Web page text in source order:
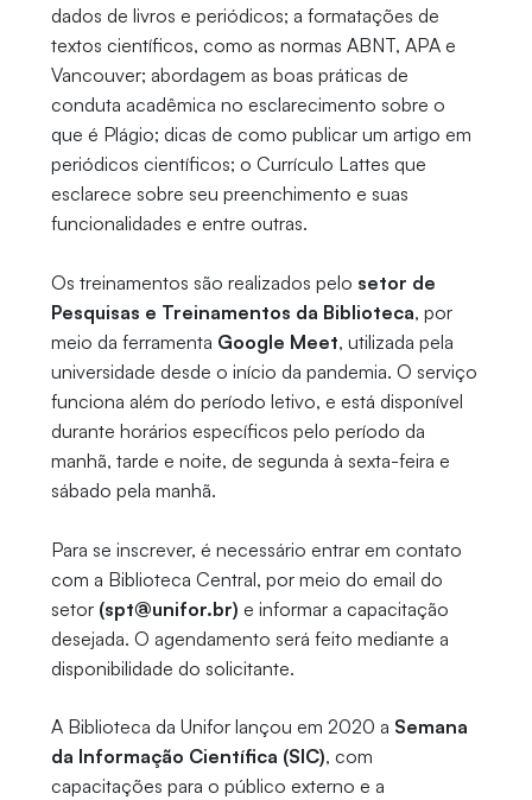
dados de livros e periódicos; a formatações de
textos científicos, como as normas ABNT, APA e
Vancouver; abordagem as boas práticas de
conduta acadêmica no esclarecimento sobre o
que é Plágio; dicas de como publicar um artigo em
periódicos científicos; o Currículo Lattes que
esclarece sobre seu preenchimento e suas
funcionalidades e entre outras.
Os treinamentos são realizados pelo setor de
Pesquisas e Treinamentos da Biblioteca, por
meio da ferramenta Google Meet, utilizada pela
universidade desde o início da pandemia. O serviço
funciona além do período letivo, e está disponível
durante horários específicos pelo período da
manhã, tarde e noite, de segunda à sexta-feira e
sábado pela manhã.
Para se inscrever, é necessário entrar em contato
com a Biblioteca Central, por meio do email do
setor(spt@unifor.br) e informar a capacitação
desejada. O agendamento será feito mediante a
disponibilidade do solicitante.
A Biblioteca da Unifor lançou em 2020 a Semana
da Informação Científica (SIC), com
capacitações para o público externo e a